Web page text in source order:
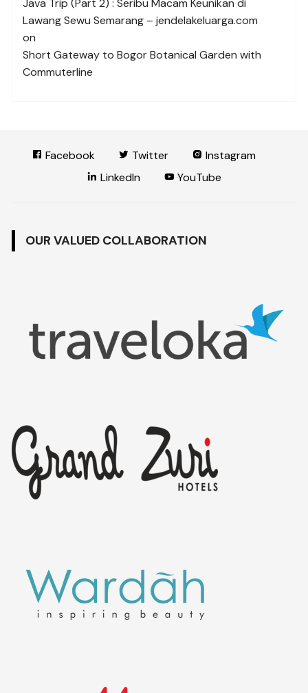
Java Trip (Part 2) : Seribu Macam Keunikan di
Lawang Sewu Semarang – jendelakeluarga.com
on
Short Gateway to Bogor Botanical Garden with
Commuterline
Facebook Twitter
Instagram
LinkedIn
YouTube
OUR VALUED COLLABORATION